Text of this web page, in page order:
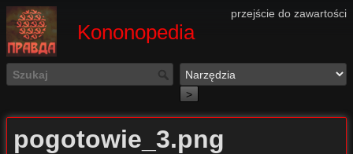
przejście do zawartości
Kononopedia
>
pogotowie_3.png